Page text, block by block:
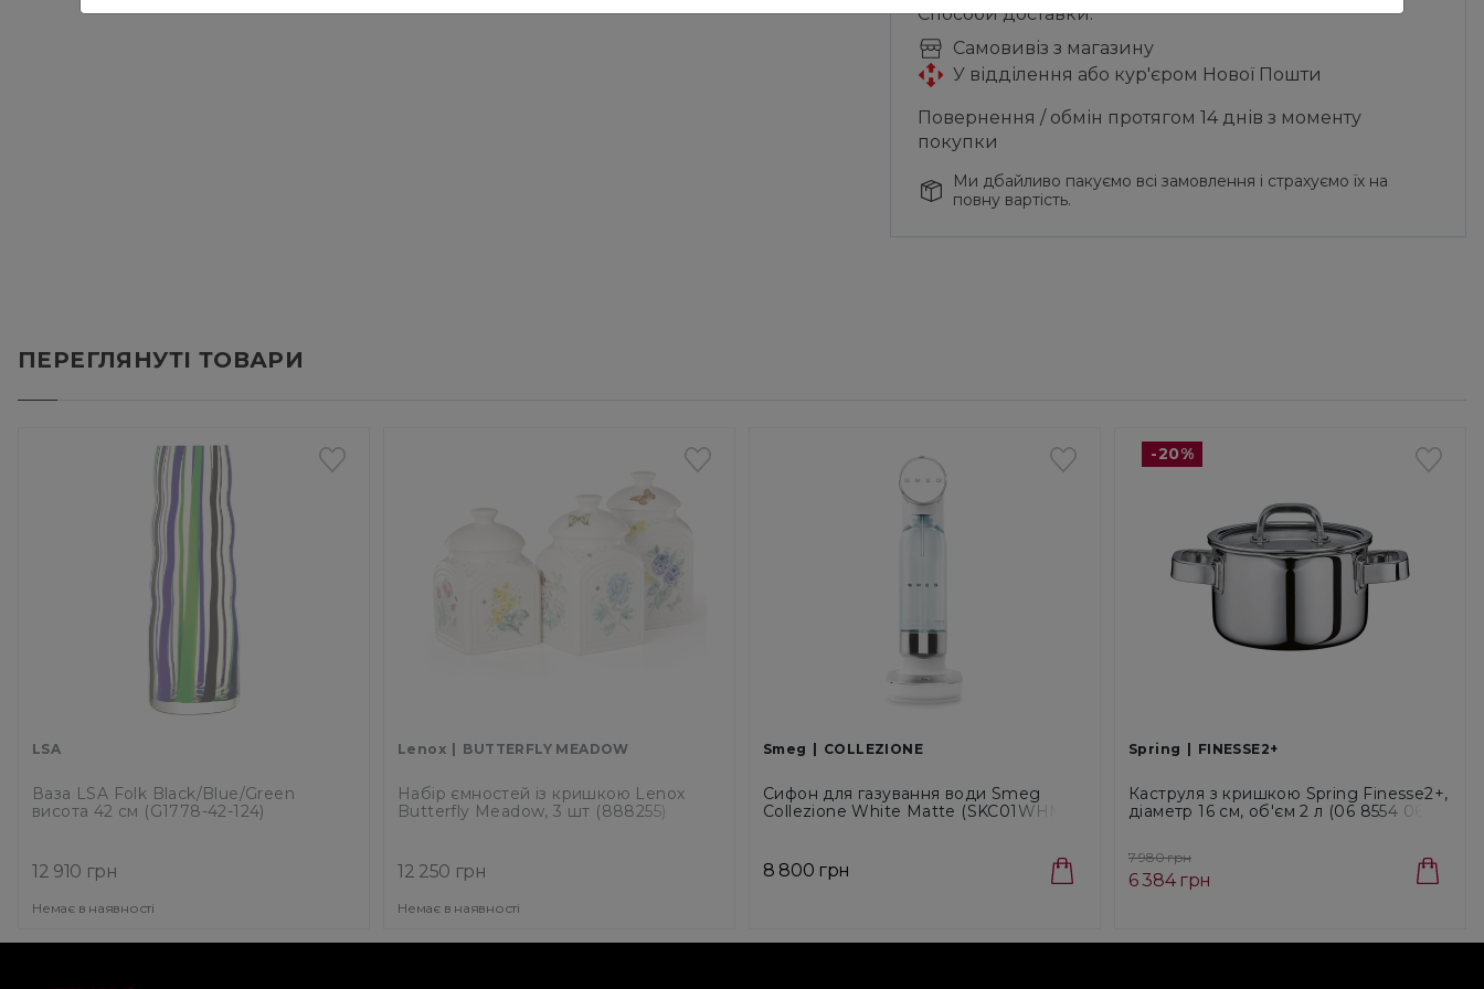
Способи доставки:
Cамовивіз з магазину
У відділення або кур'єром Нової Пошти
Повернення / обмін протягом 14 днів з моменту
покупки
Ми дбайливо пакуємо всі замовлення і страхуємо їх на
повну вартість.
ПЕРЕГЛЯНУТІ ТОВАРИ
LSA
Ваза LSA Folk Black/Blue/Green
висота 42 см (G1778-42-124)
12 910 грн
Немає в наявності
Lenox BUTTERFLY MEADOW
Набір ємностей із кришкою Lenox
Butterfly Meadow, 3 шт (888255)
12 250 грн
Немає в наявності
Smeg COLLEZIONE
Сифон для газування води Smeg
Collezione White Matte (SKC01WHM)
8 800 грн
-20%
Spring FINESSE2+
Каструля з кришкою Spring Finesse2+,
діаметр 16 см, об'єм 2 л (06 8554 06 16)
7 980 грн
6 384 грн